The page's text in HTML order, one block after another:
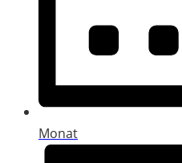
Monat